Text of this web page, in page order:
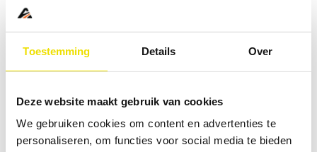
Toestemming Details Over
Deze website maakt gebruik van cookies
We gebruiken cookies om content en advertenties te
personaliseren, om functies voor social media te bieden